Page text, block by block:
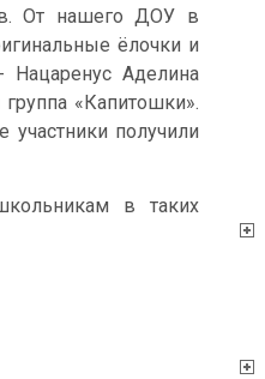
От нашего ДОУ в
ёлочки и
Нацаренус Аделина
«Капитошки».
получили
в таких